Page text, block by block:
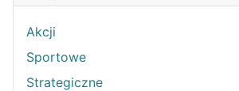
Akcji
Sportowe
Strategiczne